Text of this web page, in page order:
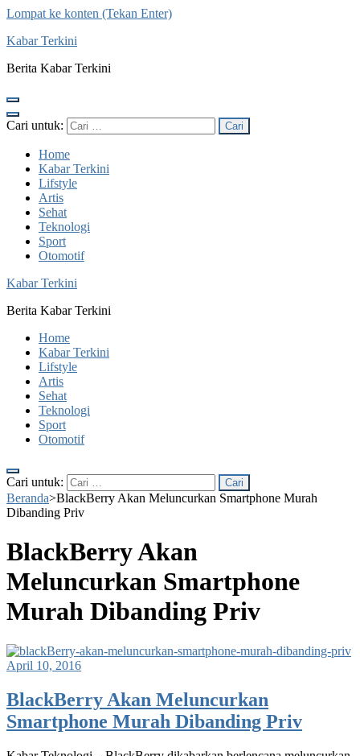
Lompat ke konten (Tekan Enter)
Kabar Terkini
Berita Kabar Terkini
Cari untuk:
Home
Kabar Terkini
Lifstyle
Artis
Sehat
Teknologi
Sport
Otomotif
Kabar Terkini
Berita Kabar Terkini
Home
Kabar Terkini
Lifstyle
Artis
Sehat
Teknologi
Sport
Otomotif
Cari untuk:
Beranda>BlackBerry Akan Meluncurkan Smartphone Murah
Dibanding Priv
BlackBerry Akan
Meluncurkan Smartphone
Murah Dibanding Priv
April 10, 2016
BlackBerry Akan Meluncurkan
Smartphone Murah Dibanding Priv